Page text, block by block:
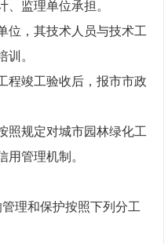
、监理单位承担。
，其技术人员与技术工
训。
竣工验收后，报市市政
规定对城市园林绿化工
用管理机制。
和保护按照下列分工